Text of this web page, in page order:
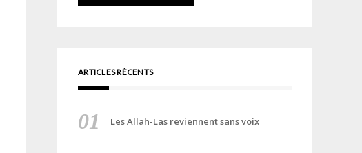
ARTICLES RÉCENTS
Les Allah-Las reviennent sans voix